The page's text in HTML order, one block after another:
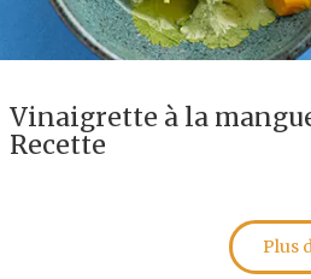
Vinaigrette à la
Recette
Plus